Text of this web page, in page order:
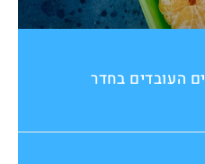
העובדים בחדר